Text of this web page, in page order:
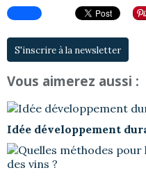
S'inscrire à la newsletter
Vous aimerez aussi :
Idée développement